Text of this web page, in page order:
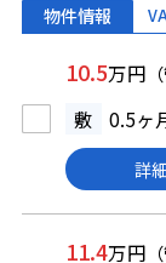
物件情報
10.5万円
敷 0.5ヶ
詳
11.4万円